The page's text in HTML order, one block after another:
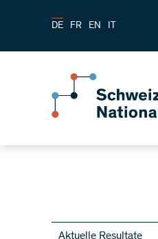
DE FR EN IT
Aktuelle Resultate